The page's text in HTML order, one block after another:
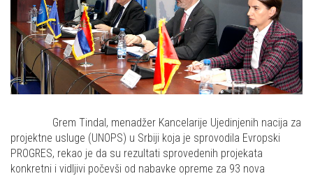
Grem Tindal, menadžer Kancelarije Ujedinjenih nacija za
projektne usluge (UNOPS) u Srbiji koja je sprovodila Evropski
PROGRES, rekao je da su rezultati sprovedenih projekata
konkretni i vidljivi počevši od nabavke opreme za 93 nova